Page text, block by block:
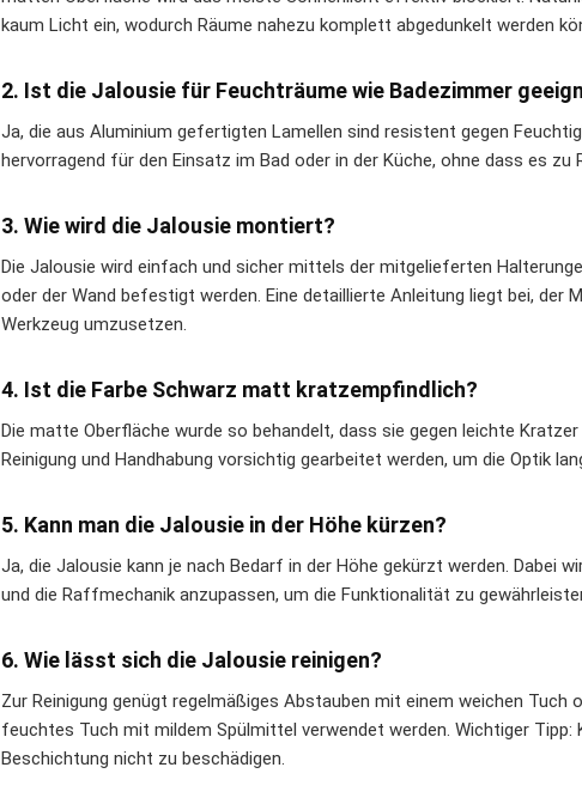
kaum Licht ein, wodurch Räume nahezu komplett abgedunkelt werden
2. Ist die Jalousie für Feuchträume wie Badezimmer
Ja, die aus Aluminium gefertigten Lamellen sind resistent gegen
hervorragend für den Einsatz im Bad oder in der Küche, ohne dass es
3. Wie wird die Jalousie montiert?
Die Jalousie wird einfach und sicher mittels der mitgelieferten
oder der Wand befestigt werden. Eine detaillierte Anleitung liegt bei, der
Werkzeug umzusetzen.
4. Ist die Farbe Schwarz matt kratzempfindlich?
Die matte Oberfläche wurde so behandelt, dass sie gegen leichte
Reinigung und Handhabung vorsichtig gearbeitet werden, um die Optik
5. Kann man die Jalousie in der Höhe kürzen?
Ja, die Jalousie kann je nach Bedarf in der Höhe gekürzt werden. Dabei
und die Raffmechanik anzupassen, um die Funktionalität zu
6. Wie lässt sich die Jalousie reinigen?
Zur Reinigung genügt regelmäßiges Abstauben mit einem weichen Tuch
feuchtes Tuch mit mildem Spülmittel verwendet werden. Wichtiger Tipp:
Beschichtung nicht zu beschädigen.